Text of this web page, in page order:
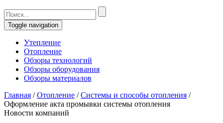
Toggle navigation
Утепление
Отопление
Обзоры технологий
Обзоры оборудования
Обзоры материалов
Главная /Отопление /Системы и способы отопления /
Оформление акта промывки системы отопления
Новости компаний